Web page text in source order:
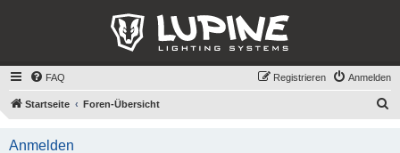
FAQ Anmelden
Registrieren
Startseite Foren-Übersicht
Anmelden